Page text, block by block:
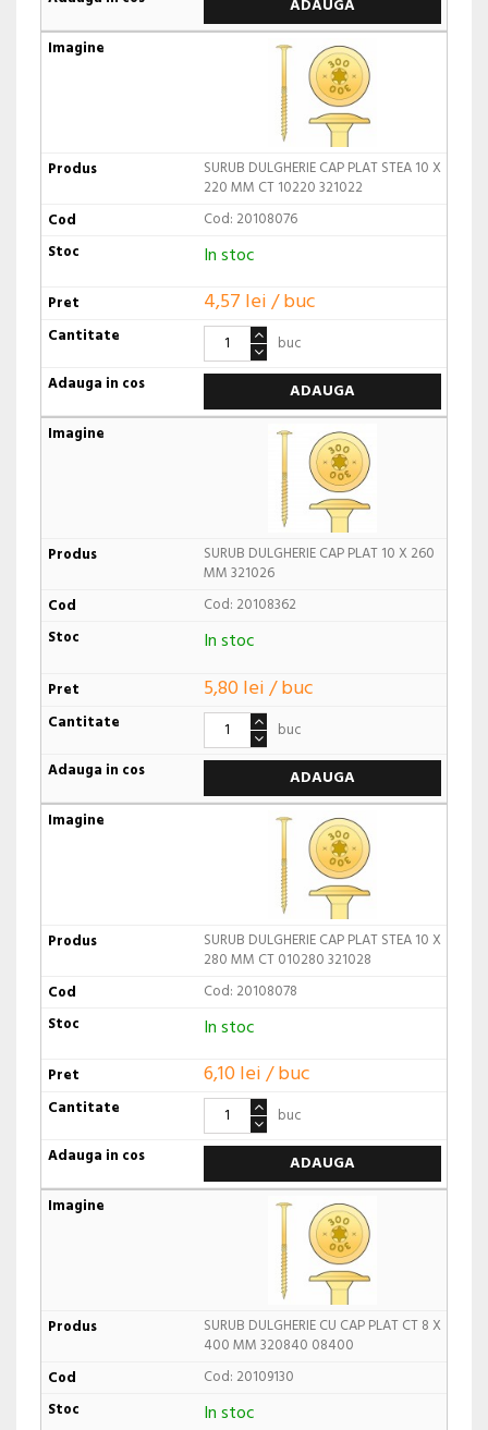
ADAUGA
SURUB DULGHERIE CAP PLAT STEA 10 X
220 MM CT 10220 321022
Cod: 20108076
In stoc
4,57 lei / buc
buc
ADAUGA
SURUB DULGHERIE CAP PLAT 10 X 260
MM 321026
Cod: 20108362
In stoc
5,80 lei / buc
buc
ADAUGA
SURUB DULGHERIE CAP PLAT STEA 10 X
280 MM CT 010280 321028
Cod: 20108078
In stoc
6,10 lei / buc
buc
ADAUGA
SURUB DULGHERIE CU CAP PLAT CT 8 X
400 MM 320840 08400
Cod: 20109130
In stoc